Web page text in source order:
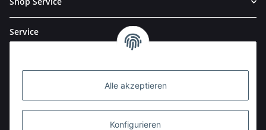
Alle akzeptieren
Konfigurieren
Service